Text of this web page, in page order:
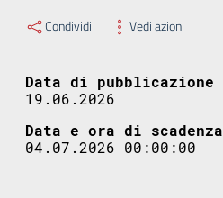
Condividi Vedi azioni
Data di pubblicazione
19.06.2026
Data e ora di scadenza
04.07.2026 00:00:00